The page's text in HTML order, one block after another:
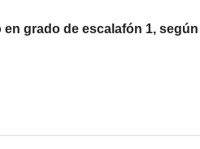
grado de escalafón 1, según